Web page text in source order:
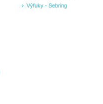
Výfuky - Sebring